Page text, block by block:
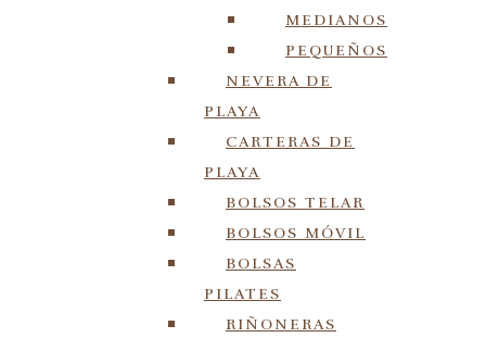
MEDIANOS
PEQUEÑOS
NEVERA DE
PLAYA
CARTERAS DE
PLAYA
BOLSOS TELAR
BOLSOS MÓVIL
BOLSAS
PILATES
RIÑONERAS